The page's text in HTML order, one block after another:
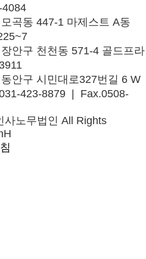
곡동 447-1 마제스트 A동
안구 천천동 571-4 골드프라
안구 시민대로327번길 6 W
423-8879 | Fax.0508-
사노무법인 All Rights